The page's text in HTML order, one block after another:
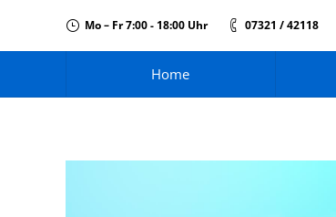
Mo – Fr 7:00 - 18:00 Uhr 07321 / 42118
Home